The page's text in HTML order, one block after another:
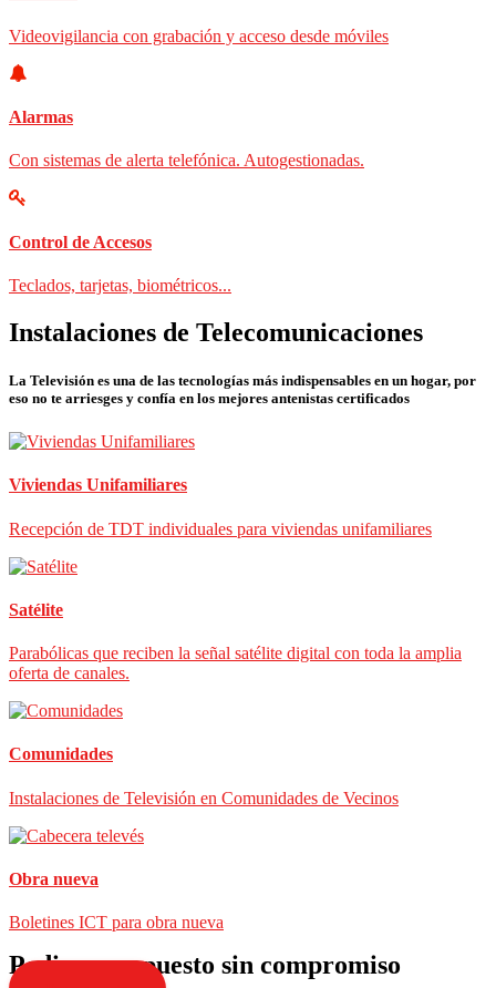
Videovigilancia con grabación y acceso desde móviles
Alarmas
Con sistemas de alerta telefónica. Autogestionadas.
Control de Accesos
Teclados, tarjetas, biométricos...
Instalaciones de Telecomunicaciones
La Televisión es una de las tecnologías más indispensables en un hogar, por
eso no te arriesges y confía en los mejores antenistas certificados
Viviendas Unifamiliares
Recepción de TDT individuales para viviendas unifamiliares
Satélite
Parabólicas que reciben la señal satélite digital con toda la amplia
oferta de canales.
Comunidades
Instalaciones de Televisión en Comunidades de Vecinos
Obra nueva
Boletines ICT para obra nueva
Pedir presupuesto sin compromiso